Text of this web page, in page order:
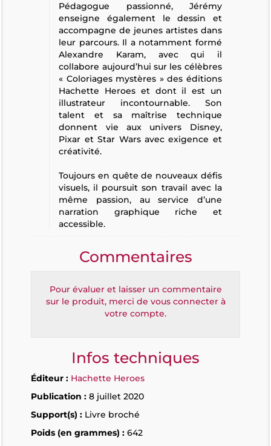
Pédagogue passionné, Jérémy
enseigne également le dessin et
accompagne de jeunes artistes dans
leur parcours. Il a notamment formé
Alexandre Karam, avec qui il
collabore aujourd’hui sur les célèbres
« Coloriages mystères » des éditions
Hachette Heroes et dont il est un
illustrateur incontournable. Son
talent et sa maîtrise technique
donnent vie aux univers Disney,
Pixar et Star Wars avec exigence et
créativité.
Toujours en quête de nouveaux défis
visuels, il poursuit son travail avec la
même passion, au service d’une
narration graphique riche et
accessible.
Commentaires
Pour évaluer et laisser un commentaire
sur le produit, merci de vous connecter à
votre compte.
Infos techniques
Éditeur : Hachette Heroes
Publication : 8 juillet 2020
Support(s) : Livre broché
Poids (en grammes) : 642